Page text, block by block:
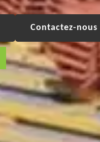
Contactez-nous